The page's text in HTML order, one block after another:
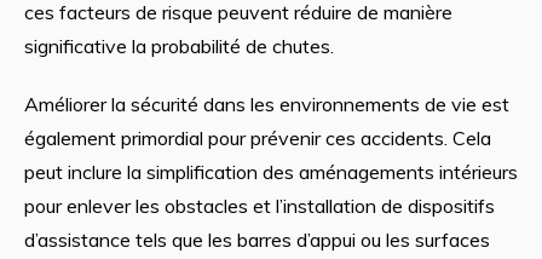
ces facteurs de risque peuvent réduire de manière
significative la probabilité de chutes.
Améliorer la sécurité dans les environnements de vie est
également primordial pour prévenir ces accidents. Cela
peut inclure la simplification des aménagements intérieurs
pour enlever les obstacles et l’installation de dispositifs
d’assistance tels que les barres d’appui ou les surfaces